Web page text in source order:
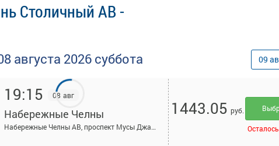
Столичный АВ -
августа 2026 суббота 09
19:15 08 авг
Набережные Челны
Набережные Челны АВ, проспект Мусы Джалиля, 7
1443.05 руб.